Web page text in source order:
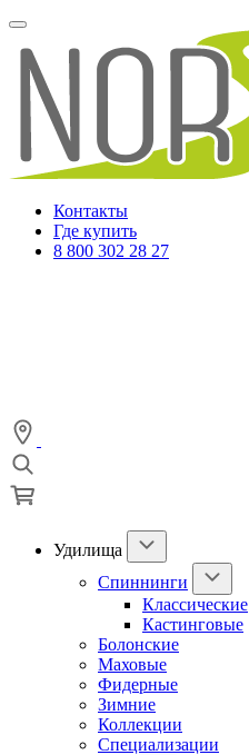
Контакты
Где купить
8 800 302 28 27
Удилища
Спиннинги
Классические
Кастинговые
Болонские
Маховые
Фидерные
Зимние
Коллекции
Специализации